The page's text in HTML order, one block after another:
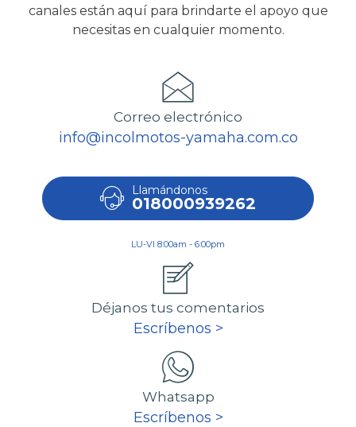
canales están aquí para brindarte el apoyo que
necesitas en cualquier momento.
Correo electrónico
info@incolmotos-yamaha.com.co
Llamándonos
018000939262
LU-VI 8:00am - 6:00pm
Déjanos tus comentarios
Escríbenos >
Whatsapp
Escríbenos >